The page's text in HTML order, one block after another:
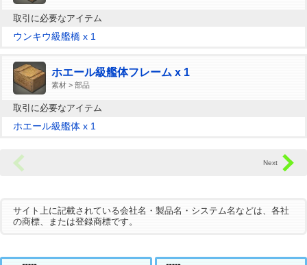
取引に必要なアイテム
ウンキウ級艦橋 x 1
ホエール級艦体フレーム x 1
素材 > 部品
取引に必要なアイテム
ホエール級艦体 x 1
サイト上に記載されている会社名・製品名・システム名などは、各社
の商標、または登録商標です。